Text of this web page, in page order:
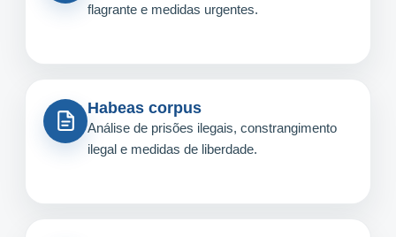
flagrante e medidas urgentes.
Habeas corpus
Análise de prisões ilegais, constrangimento
ilegal e medidas de liberdade.